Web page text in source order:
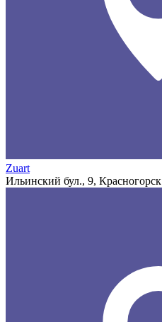
Zuart
Ильинский бул., 9, Красногорск